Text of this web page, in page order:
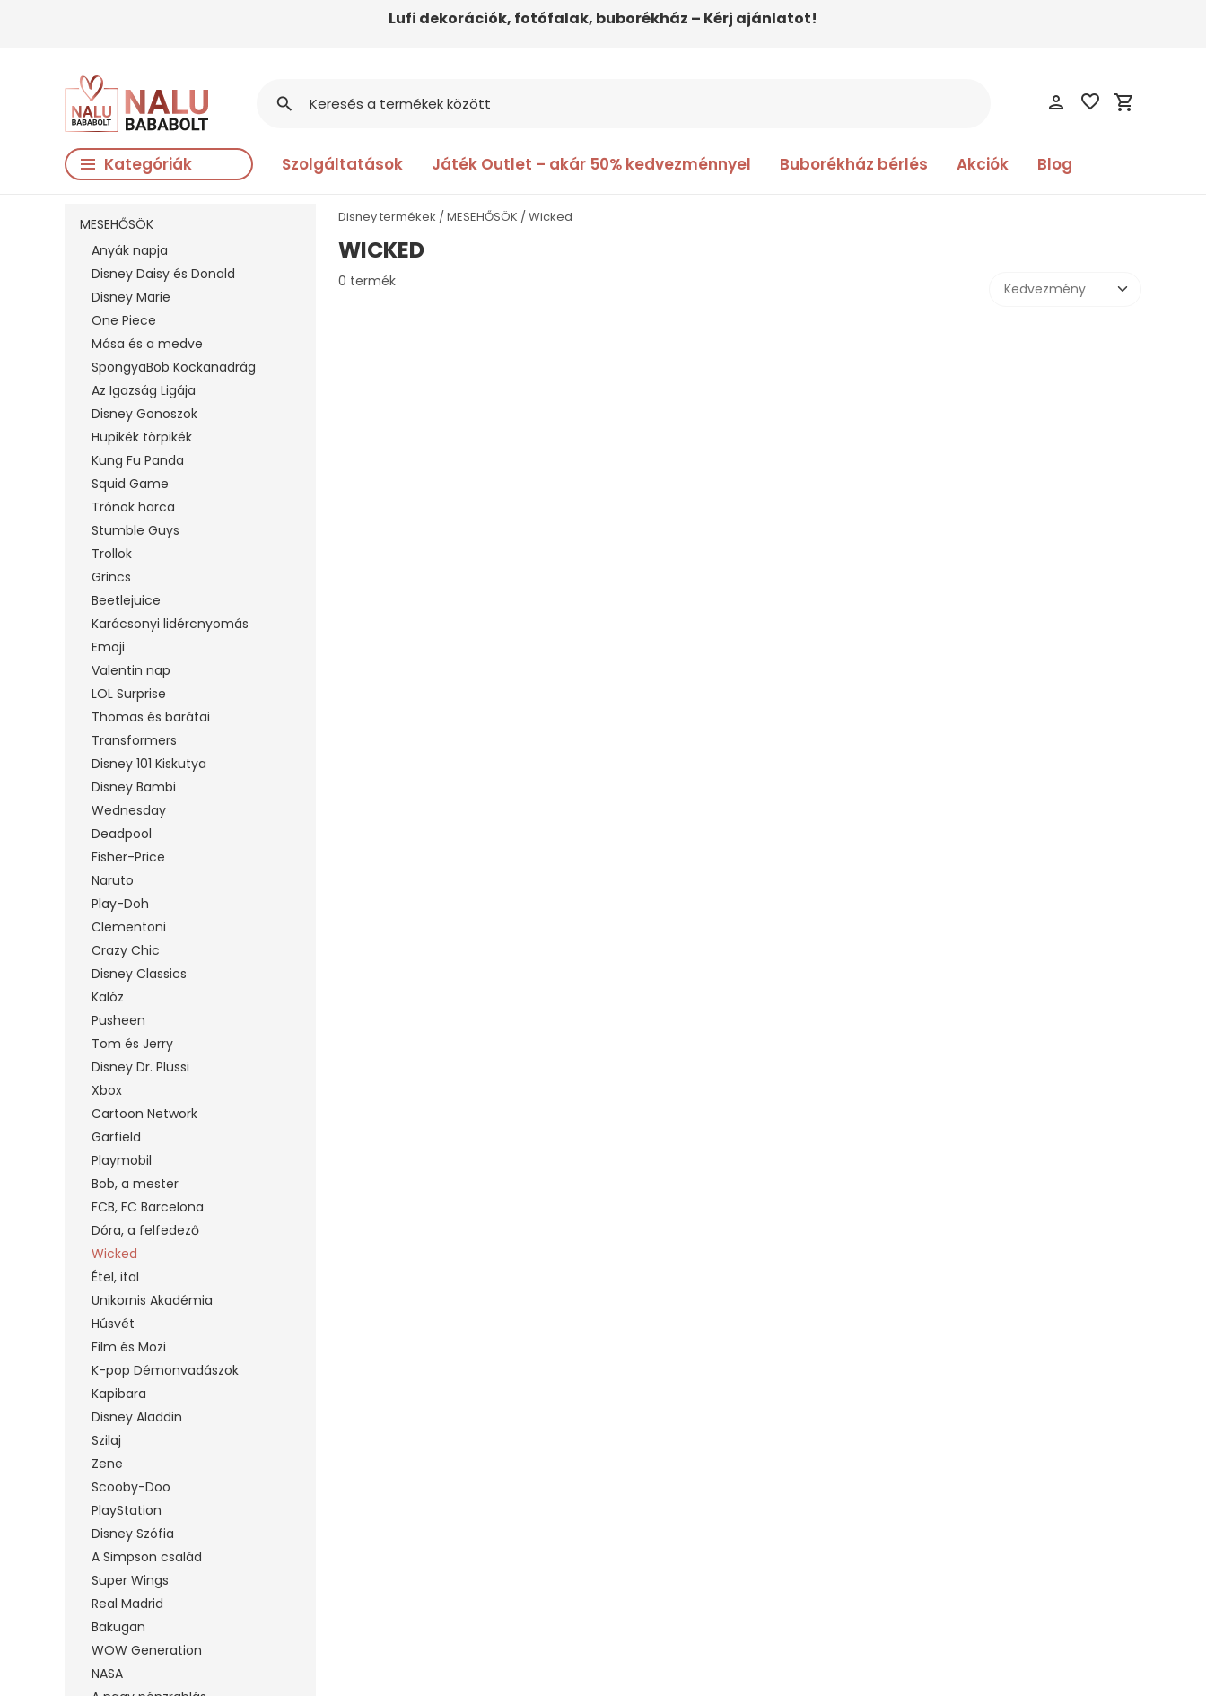
Lufi dekorációk, fotófalak, buborékház – Kérj ajánlatot!
Kategóriák Szolgáltatások Játék Outlet – akár 50% kedvezménnyel Buborékház bérlés Akciók Blog
person favorite_border shopping_cart
search
MESEHŐSÖK
Anyák napja
Disney Daisy és Donald
Disney Marie
One Piece
Mása és a medve
SpongyaBob Kockanadrág
Az Igazság Ligája
Disney Gonoszok
Hupikék törpikék
Kung Fu Panda
Squid Game
Trónok harca
Stumble Guys
Trollok
Grincs
Beetlejuice
Karácsonyi lidércnyomás
Emoji
Valentin nap
LOL Surprise
Thomas és barátai
Transformers
Disney 101 Kiskutya
Disney Bambi
Wednesday
Deadpool
Fisher-Price
Naruto
Play-Doh
Clementoni
Crazy Chic
Disney Classics
Kalóz
Pusheen
Tom és Jerry
Disney Dr. Plüssi
Xbox
Cartoon Network
Garfield
Playmobil
Bob, a mester
FCB, FC Barcelona
Dóra, a felfedező
Wicked
Étel, ital
Unikornis Akadémia
Húsvét
Film és Mozi
K-pop Démonvadászok
Kapibara
Disney Aladdin
Szilaj
Zene
Scooby-Doo
PlayStation
Disney Szófia
A Simpson család
Super Wings
Real Madrid
Bakugan
WOW Generation
NASA
Disney termékek MESEHŐSÖK Wicked
WICKED
0 termék